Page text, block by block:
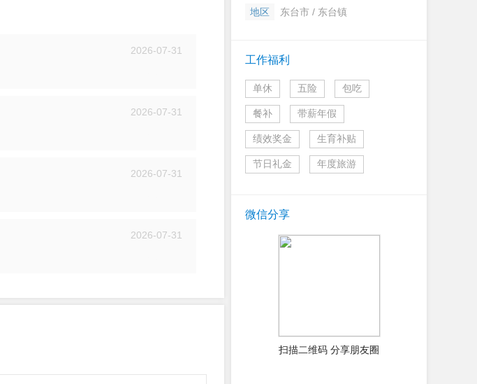
2026-07-31
2026-07-31
2026-07-31
2026-07-31
地区 东台市 / 东台镇
工作福利
单休 五险 包吃
餐补 带薪年假
绩效奖金 生育补贴
节日礼金 年度旅游
微信分享
扫描二维码 分享朋友圈